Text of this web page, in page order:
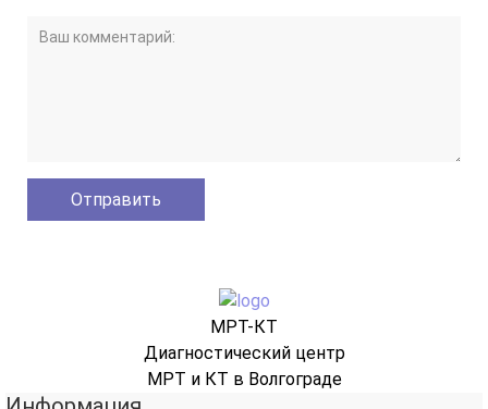
МРТ-КТ
Диагностический центр
МРТ и КТ в Волгограде